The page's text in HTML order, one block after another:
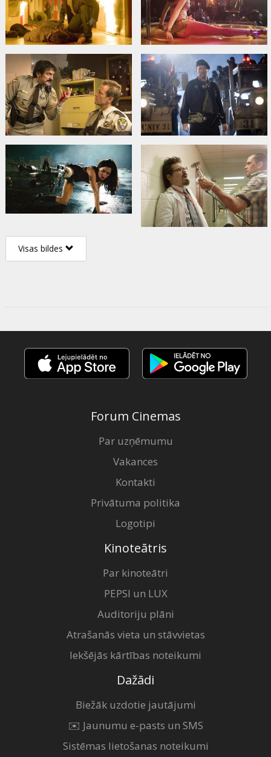
Visas bildes
Forum Cinemas
Par uzņēmumu
Vakances
Kontakti
Privātuma politika
Logotipi
Kinoteātris
Par kinoteātri
PEPSI un LUX
Auditoriju plāni
Atrašanās vieta un stāvvietas
Iekšējās kārtības noteikumi
Dažādi
Biežāk uzdotie jautājumi
✉️ Jaunumu e-pasts un SMS
Sistēmas lietošanas noteikumi